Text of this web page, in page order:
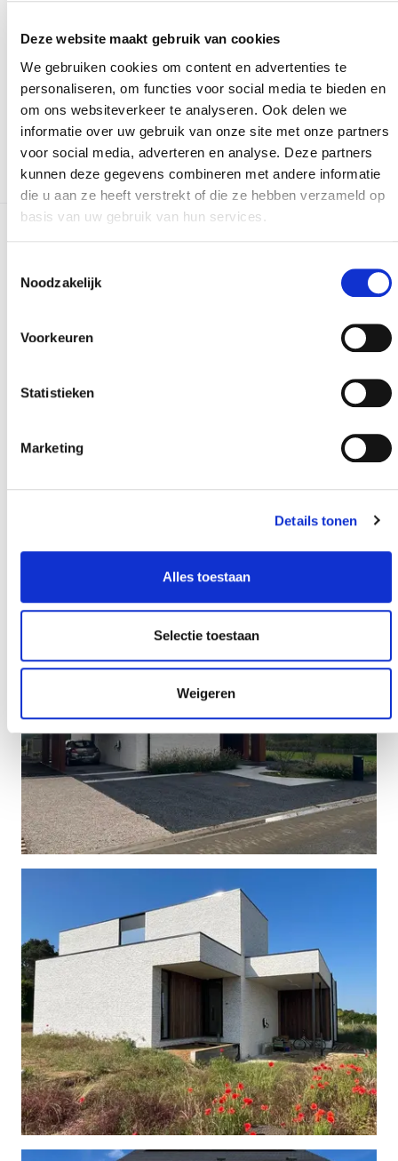
Deze website maakt gebruik van cookies
We gebruiken cookies om content en advertenties te
personaliseren, om functies voor social media te bieden en
om ons websiteverkeer te analyseren. Ook delen we
informatie over uw gebruik van onze site met onze partners
voor social media, adverteren en analyse. Deze partners
kunnen deze gegevens combineren met andere informatie
die u aan ze heeft verstrekt of die ze hebben verzameld op
basis van uw gebruik van hun services.
Noodzakelijk
Voorkeuren
Statistieken
Marketing
Details tonen
Alles toestaan
Selectie toestaan
Weigeren
Bij het invullen van dit formulier gebruiken we je
gegevens enkel om gevolg te geven aan je vraag of
opmerking. Bekijk ons volledig
privacybeleid